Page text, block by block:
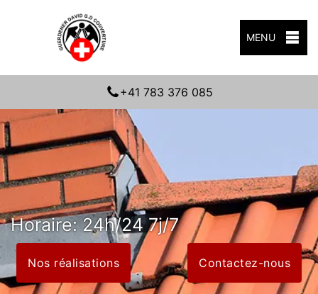
MENU
+41 783 376 085
Horaire: 24h/24 7j/7
Nos réalisations Contactez-nous